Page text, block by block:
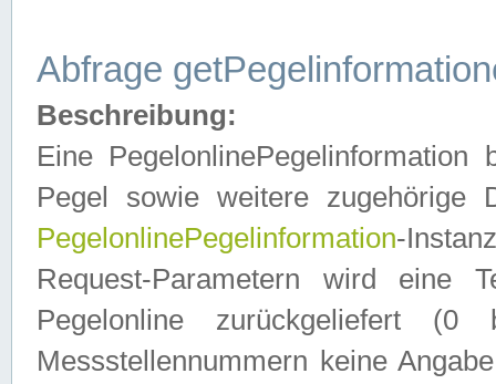
Abfrage
Beschreibung:
Eine
Pegel sowie weitere zugehörige
PegelonlinePegelinformation-
Request-Parametern wird eine
Pegelonline zurückgeliefert
Messstellennummern keine